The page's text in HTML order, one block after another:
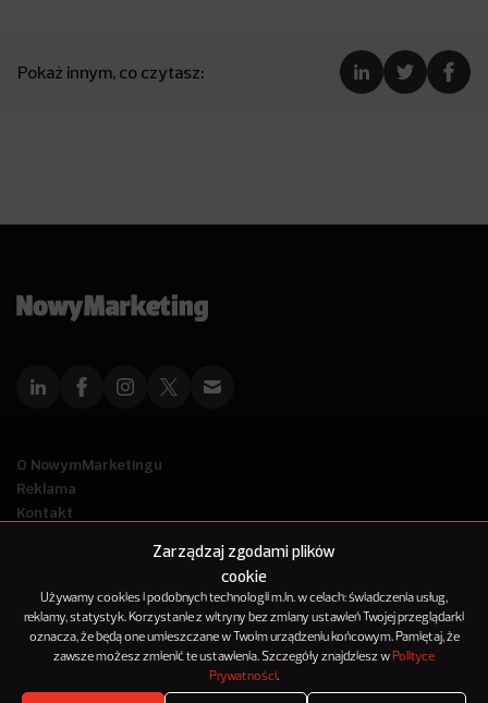
Zarządzaj zgodami plików
cookie
Używamy cookies i podobnych technologii m.in. w celach: świadczenia usług,
reklamy, statystyk. Korzystanie z witryny bez zmiany ustawień Twojej przeglądarki
oznacza, że będą one umieszczane w Twoim urządzeniu końcowym. Pamiętaj, że
zawsze możesz zmienić te ustawienia. Szczegóły znajdziesz w Polityce
Prywatności.
Pokaż innym, co czytasz:
O NowymMarketingu
Reklama
Kontakt
© 2012-2025
NowyMarketing jest marką 143Media Sp. z o.o.